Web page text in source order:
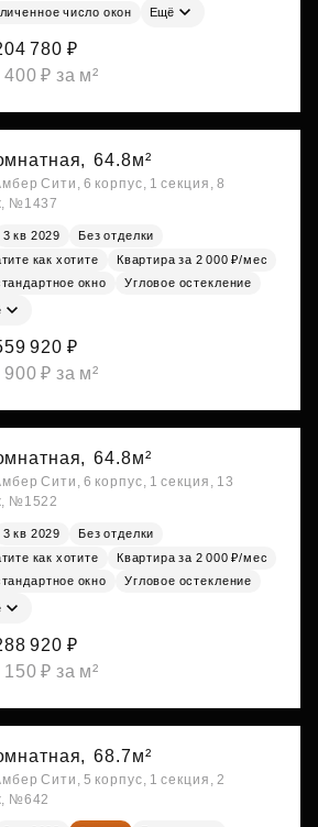
число окон Ещё
780 ₽
400 ₽ за м²
64.8м²
Сити, 6 корпус, 1 секция, 8
№1437
3 кв 2029
Без отделки
как хотите
Квартира за 2 000 ₽/мес
окно
Угловое остекление
920 ₽
900 ₽ за м²
64.8м²
Сити, 6 корпус, 1 секция, 13
№1522
3 кв 2029
Без отделки
как хотите
Квартира за 2 000 ₽/мес
окно
Угловое остекление
920 ₽
150 ₽ за м²
68.7м²
Сити, 5 корпус, 1 секция, 2
№642